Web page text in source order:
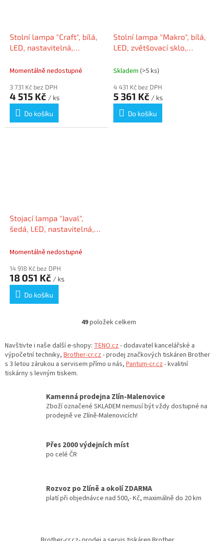
Stolní lampa "Craft", bílá,
LED, nastavitelná,
Momentálně nedostupné
3 731 Kč bez DPH
4 515 Kč / ks
Do košíku
Stolní lampa "Makro", bílá,
LED, zvětšovací sklo,
Skladem (>5 ks)
4 431 Kč bez DPH
5 361 Kč / ks
Do košíku
Stojací lampa "Javal",
šedá, LED, nastavitelná,
Momentálně nedostupné
14 918 Kč bez DPH
18 051 Kč / ks
Do košíku
O
l
á
d
p
r
v
v
s
u
49položek celkem
Navštivte i naše další e-shopy: TENO.cz - dodavatel kancelářské a
výpočetní techniky, Brother-cr.cz - prodej značkových tiskáren Brother
s 3 letou zárukou a servisem přímo u nás, Pantum-cr.cz - kvalitní
tiskárny s levným tiskem.
Kamenná prodejna Zlín-Malenovice
Zboží označené SKLADEM nemusí být vždy dostupné na
prodejně ve Zlíně-Malenovicích!
Přes 2000 výdejních míst
po celé ČR
Rozvoz po Zlíně a okolí ZDARMA
platí při objednávce nad 500,- Kč, maximálně do 20 km